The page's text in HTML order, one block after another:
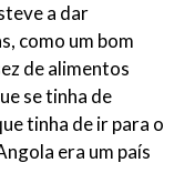
a dar
como um bom
de alimentos
se tinha de
tinha de ir para o
era um país